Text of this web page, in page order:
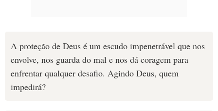
A proteção de Deus é um escudo impenetrável que nos
envolve, nos guarda do mal e nos dá coragem para
enfrentar qualquer desafio. Agindo Deus, quem
impedirá?